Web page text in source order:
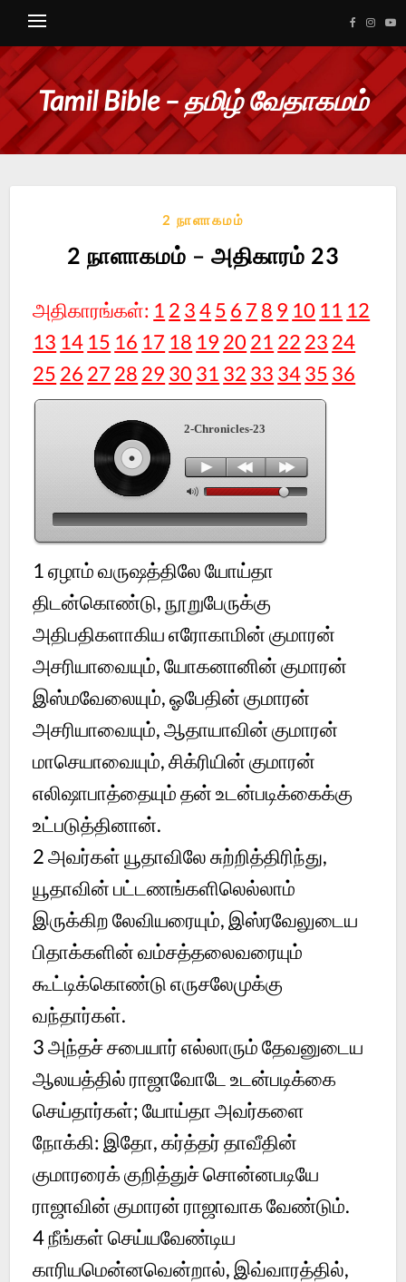
Tamil Bible – தமிழ் வேதாகமம்
2 நாளாகமம்
2 நாளாகமம் – அதிகாரம் 23
அதிகாரங்கள்: 1 2 345 6 7 8 9 10 11 12
13 14 15 16 17 18 19 20 21 22 23 24
25 26 27 28 29 30 31 32 33 3435 36
2-Chronicles-23
1ஏழாம் வருஷத்திலே யோய்தா
திடன்கொண்டு, நூறுபேருக்கு
அதிபதிகளாகிய எரோகாமின் குமாரன்
அசரியாவையும், யோகனானின் குமாரன்
இஸ்மவேலையும், ஓபேதின் குமாரன்
அசரியாவையும், ஆதாயாவின் குமாரன்
மாசெயாவையும், சிக்ரியின் குமாரன்
எலிஷாபாத்தையும் தன் உடன்படிக்கைக்கு
உட்படுத்தினான்.
2அவர்கள் யூதாவிலே சுற்றித்திரிந்து,
யூதாவின் பட்டணங்களிலெல்லாம்
இருக்கிற லேவியரையும், இஸ்ரவேலுடைய
பிதாக்களின் வம்சத்தலைவரையும்
கூட்டிக்கொண்டு எருசலேமுக்கு
வந்தார்கள்.
3அந்தச் சபையார் எல்லாரும் தேவனுடைய
ஆலயத்தில் ராஜாவோடே உடன்படிக்கை
செய்தார்கள்; யோய்தா அவர்களை
நோக்கி: இதோ, கர்த்தர் தாவீதின்
குமாரரைக் குறித்துச் சொன்னபடியே
ராஜாவின் குமாரன் ராஜாவாக வேண்டும்.
4நீங்கள் செய்யவேண்டிய
காரியமென்னவென்றால், இவ்வாரத்தில்,